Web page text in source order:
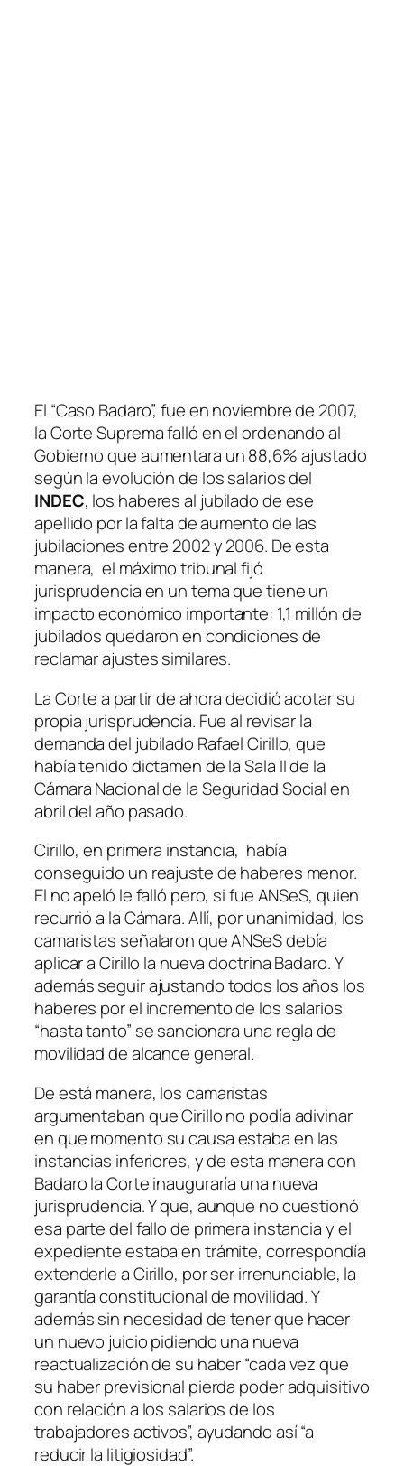
El “Caso Badaro”, fue en noviembre de 2007,
la Corte Suprema falló en el ordenando al
Gobierno que aumentara un 88,6% ajustado
según la evolución de los salarios del
INDEC, los haberes al jubilado de ese
apellido por la falta de aumento de las
jubilaciones entre 2002 y 2006. De esta
manera, el máximo tribunal fijó
jurisprudencia en un tema que tiene un
impacto económico importante: 1,1 millón de
jubilados quedaron en condiciones de
reclamar ajustes similares.
La Corte a partir de ahora decidió acotar su
propia jurisprudencia. Fue al revisar la
demanda del jubilado Rafael Cirillo, que
había tenido dictamen de la Sala II de la
Cámara Nacional de la Seguridad Social en
abril del año pasado.
Cirillo, en primera instancia, había
conseguido un reajuste de haberes menor.
El no apeló le falló pero, si fue ANSeS, quien
recurrió a la Cámara. Allí, por unanimidad, los
camaristas señalaron que ANSeS debía
aplicar a Cirillo la nueva doctrina Badaro. Y
además seguir ajustando todos los años los
haberes por el incremento de los salarios
“hasta tanto” se sancionara una regla de
movilidad de alcance general.
De está manera, los camaristas
argumentaban que Cirillo no podía adivinar
en que momento su causa estaba en las
instancias inferiores, y de esta manera con
Badaro la Corte inauguraría una nueva
jurisprudencia. Y que, aunque no cuestionó
esa parte del fallo de primera instancia y el
expediente estaba en trámite, correspondía
extenderle a Cirillo, por ser irrenunciable, la
garantía constitucional de movilidad. Y
además sin necesidad de tener que hacer
un nuevo juicio pidiendo una nueva
reactualización de su haber “cada vez que
su haber previsional pierda poder adquisitivo
con relación a los salarios de los
trabajadores activos”, ayudando así “a
reducir la litigiosidad”.